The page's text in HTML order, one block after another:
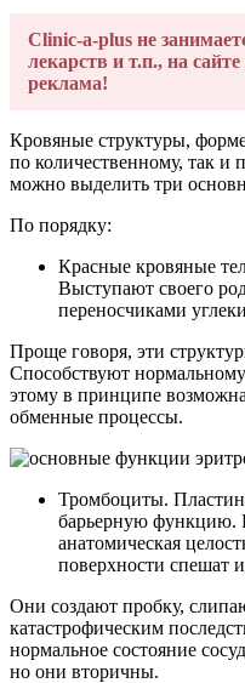
Clinic-a-plus не
лекарств и т.п., на
реклама!
Кровяные структуры,
по количественному, так и
можно выделить три
По порядку:
Красные кровяные
Выступают своего
переносчиками
Проще говоря, эти
Способствуют
этому в принципе
обменные процессы.
Тромбоциты.
барьерную функцию.
анатомическая
поверхности спешат
Они создают пробку,
катастрофическим
нормальное состояние
но они вторичны.